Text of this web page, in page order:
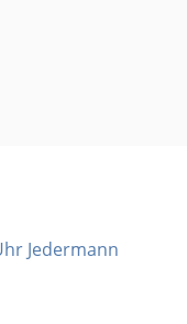
Jedermann